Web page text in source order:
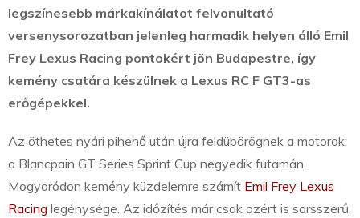
legszínesebb márkakínálatot felvonultató
versenysorozatban jelenleg harmadik helyen álló Emil
Frey Lexus Racing pontokért jön Budapestre, így
kemény csatára készülnek a Lexus RC F GT3-as
erőgépekkel.
Az öthetes nyári pihenő után újra feldübörögnek a motorok:
a Blancpain GT Series Sprint Cup negyedik futamán,
Mogyoródon kemény küzdelemre számít Emil Frey Lexus
Racing legénysége. Az időzítés már csak azért is sorsszerű,